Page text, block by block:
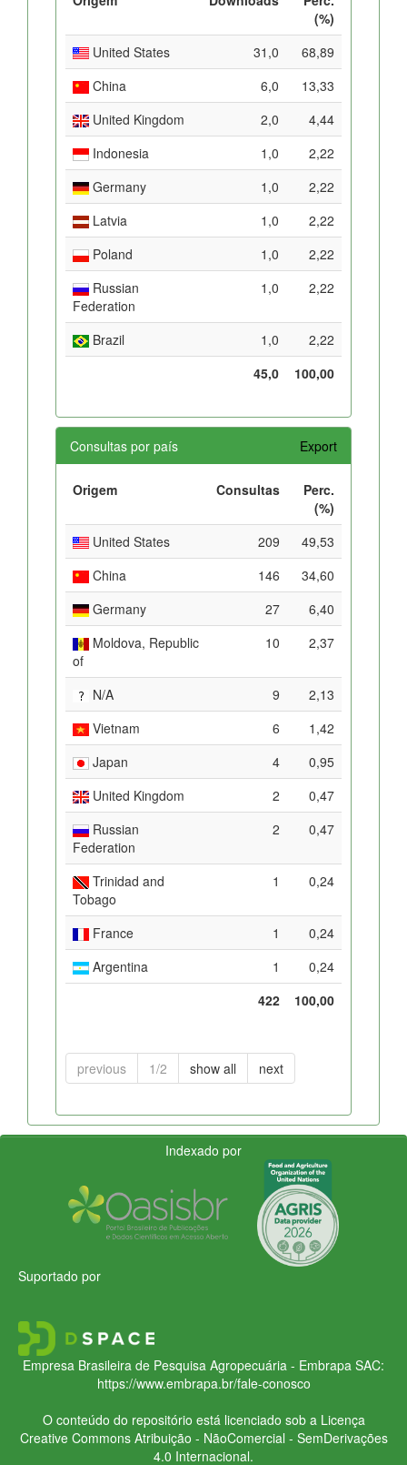
(%)
United States
31,0
68,89
China
6,0
13,33
United Kingdom
2,0
4,44
Indonesia
1,0
2,22
Germany
1,0
2,22
Latvia
1,0
2,22
Poland
1,0
2,22
Russian
Federation
1,0 2,22
Brazil 1,0
2,22
45,0
100,00
Consultas por país Export
Origem Consultas
Perc.
(%)
United States
209
49,53
China
146
34,60
Germany
27
6,40
Moldova, Republic
of
10 2,37
N/A 9
2,13
Vietnam
6
1,42
Japan
4
0,95
United Kingdom
2
0,47
Russian
Federation
2 0,47
Trinidad and
Tobago
1 0,24
France 1
0,24
Argentina
1
0,24
422
100,00
previous 1/2 show all next
Indexado por
Suportado por
Empresa Brasileira de Pesquisa Agropecuária - Embrapa SAC:
https://www.embrapa.br/fale-conosco
O conteúdo do repositório está licenciado sob a Licença
Creative CommonsAtribuição - NãoComercial - SemDerivações
4.0 Internacional.